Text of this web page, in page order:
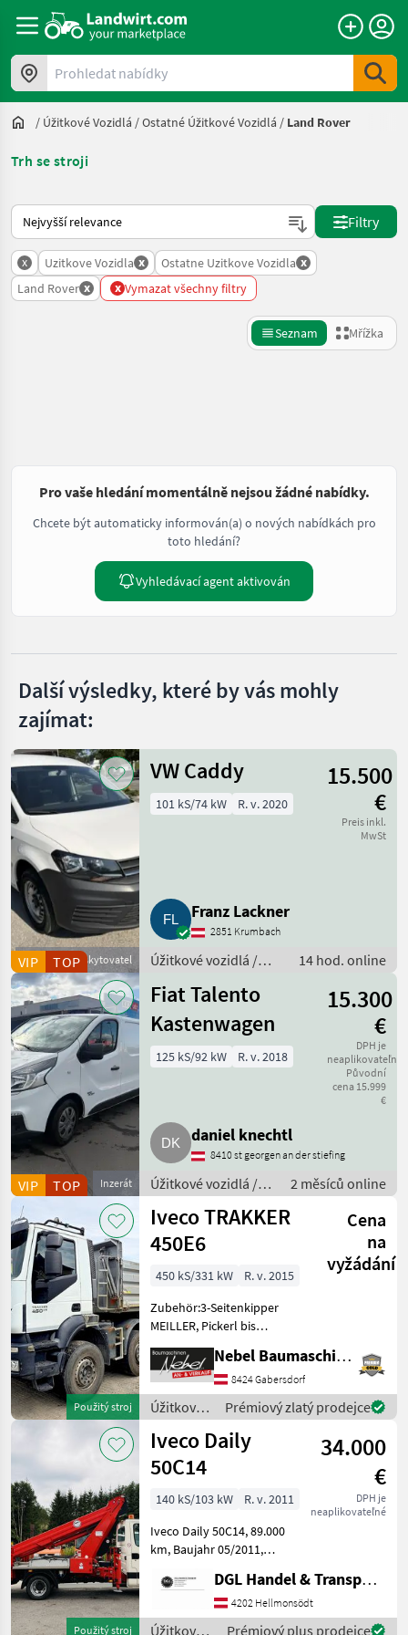
Prohledat nabídky
/ Úžitkové Vozidlá /Ostatné Úžitkové Vozidlá / Land Rover
Trh se stroji
Takto se řadí nabídky na Landwirt.com
Filtry
x Uzitkove Vozidla x Ostatne Uzitkove Vozidla x
Land Rover x x Vymazat všechny filtry
Seznam Mřížka
Pro vaše hledání momentálně nejsou žádné nabídky.
Chcete být automaticky informován(a) o nových nabídkách pro
toto hledání?
Vyhledávací agent aktivován
Další výsledky, které by vás mohly
zajímat:
Obchodní poskytovatel
VIP TOP
VW Caddy
15.500
€
Preis inkl.
MwSt
101 kS/74 kW R. v. 2020
Franz Lackner
2851 Krumbach
Úžitkové vozidlá /
14 hod. online
Inzerát
VIP TOP
Fiat Talento
Kastenwagen
15.300
€
DPH je
neaplikovateľné
Původní
cena 15.999
€
125 kS/92 kW R. v. 2018
daniel knechtl
8410 st georgen an der stiefing
Úžitkové vozidlá /
Nákladné auto
2 měsíců online
Použitý stroj
Iveco TRAKKER
450E6
Cena
na
vyžádání
450 kS/331 kW
R. v. 2015
Zubehör:3-Seitenkipper
MEILLER, Pickerl bis
nápravy: 8x4, manuálna
prevodovka, : manuálna
prevodovka Úžitkové
vozidlá Nákladné auto
Nebel Baumaschinen
8424 Gabersdorf
Úžitkové
vozidlá /
Iveco
Prémiový zlatý prodejce
Použitý stroj
Iveco Daily
50C14
34.000
€
DPH je
neaplikovateľné
140 kS/103 kW
R. v. 2011
Iveco Daily 50C14, 89.000
km, Baujahr 05/2011,
Staatsbetrieb, Diesel,
TB270, 27 m Reichweite!!!
DGL Handel & Transporte
4202 Hellmonsödt
Úžitkové
Prémiový plus prodejce